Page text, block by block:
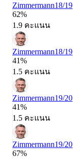
Zimmermann18/19
62%
1.9 คะแนน
Zimmermann18/19
41%
1.5 คะแนน
Zimmermann19/20
41%
1.5 คะแนน
Zimmermann19/20
67%